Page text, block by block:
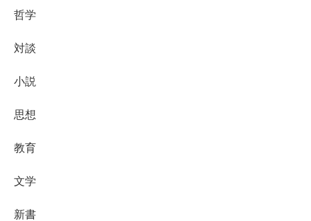
哲学
対談
小説
思想
教育
文学
新書